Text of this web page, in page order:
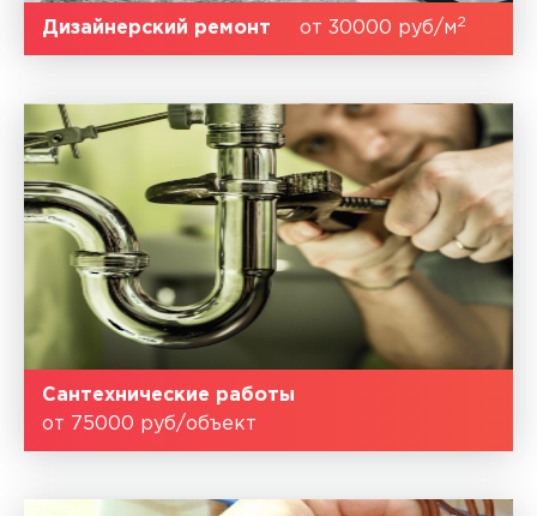
Дизайнерский ремонт от 30000 руб/м2
Сантехнические работы
от 75000 руб/объект